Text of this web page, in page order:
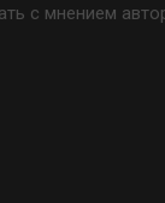
с мнением